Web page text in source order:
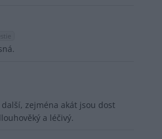
zejména akát jsou dost
a léčivý.